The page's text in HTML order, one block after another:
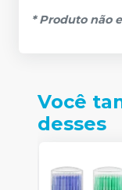
* Produto não
Você
desses